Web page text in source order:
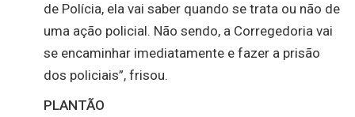
de Polícia, ela vai saber quando se trata ou não de
uma ação policial. Não sendo, a Corregedoria vai
se encaminhar imediatamente e fazer a prisão
dos policiais”, frisou.
PLANTÃO